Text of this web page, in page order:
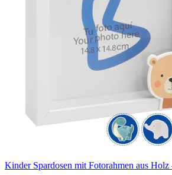
Kinder Spardosen mit Fotorahmen aus Holz